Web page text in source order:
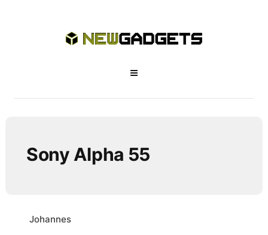
Sony Alpha 55
Johannes